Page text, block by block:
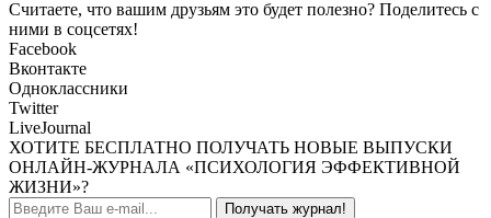
Считаете, что вашим друзьям это будет полезно? Поделитесь с
ними в соцсетях!
Facebook
Вконтакте
Одноклассники
Twitter
LiveJournal
ХОТИТЕ БЕСПЛАТНО ПОЛУЧАТЬ НОВЫЕ ВЫПУСКИ
ОНЛАЙН-ЖУРНАЛА «ПСИХОЛОГИЯ ЭФФЕКТИВНОЙ
ЖИЗНИ»?
Получать журнал!